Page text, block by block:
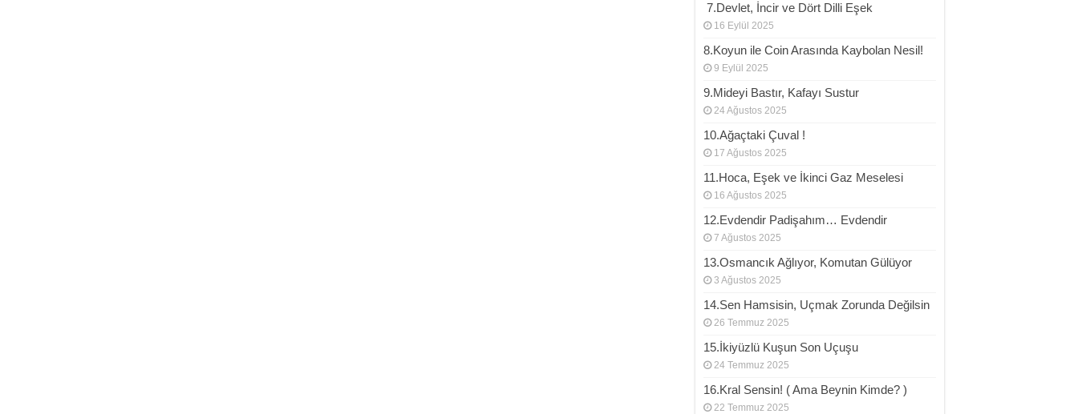
7.Devlet, İncir ve Dört Dilli Eşek
16 Eylül 2025
8.Koyun ile Coin Arasında Kaybolan Nesil!
9 Eylül 2025
9.Mideyi Bastır, Kafayı Sustur
24 Ağustos 2025
10.Ağaçtaki Çuval !
17 Ağustos 2025
11.Hoca, Eşek ve İkinci Gaz Meselesi
16 Ağustos 2025
12.Evdendir Padişahım… Evdendir
7 Ağustos 2025
13.Osmancık Ağlıyor, Komutan Gülüyor
3 Ağustos 2025
14.Sen Hamsisin, Uçmak Zorunda Değilsin
26 Temmuz 2025
15.İkiyüzlü Kuşun Son Uçuşu
24 Temmuz 2025
16.Kral Sensin! ( Ama Beynin Kimde? )
22 Temmuz 2025